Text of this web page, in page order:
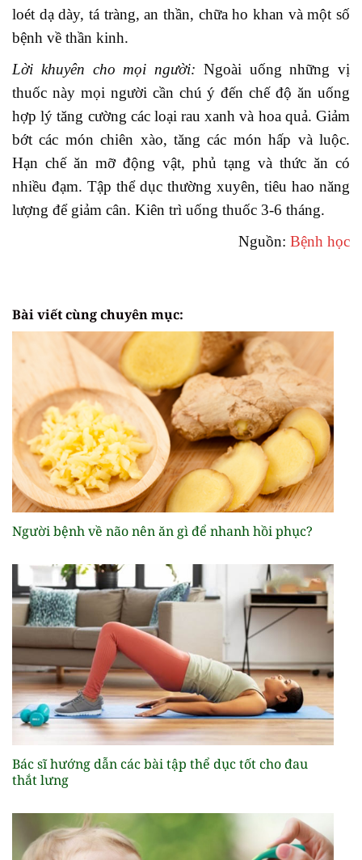
loét dạ dày, tá tràng, an thần, chữa ho khan và một số
bệnh về thần kinh.
Lời khuyên cho mọi người: Ngoài uống những vị
thuốc này mọi người cần chú ý đến chế độ ăn uống
hợp lý tăng cường các loại rau xanh và hoa quả. Giảm
bớt các món chiên xào, tăng các món hấp và luộc.
Hạn chế ăn mỡ động vật, phủ tạng và thức ăn có
nhiều đạm. Tập thể dục thường xuyên, tiêu hao năng
lượng để giảm cân. Kiên trì uống thuốc 3-6 tháng.
Nguồn: Bệnh học
Bài viết cùng chuyên mục:
Người bệnh về não nên ăn gì để nhanh hồi phục?
Bác sĩ hướng dẫn các bài tập thể dục tốt cho đau
thắt lưng